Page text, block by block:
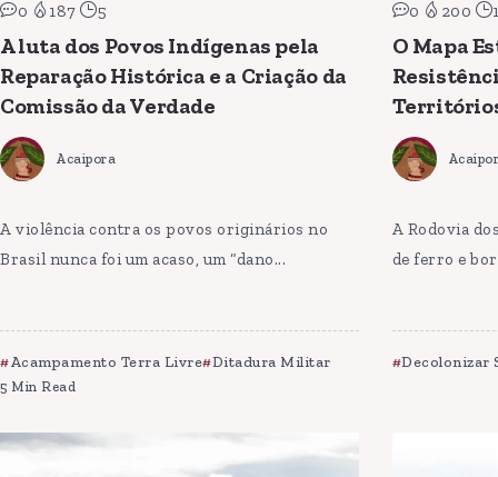
0 187 5
A luta dos Povos Indígenas pela
Reparação Histórica e a Criação da
Comissão da Verdade
Acaipora
A violência contra os povos originários no
Brasil nunca foi um acaso, um “dano...
Acampamento Terra Livre Ditadura Militar
5 Min Read
0 200
O Mapa
A Rodovia
de ferro e
Decolonizar